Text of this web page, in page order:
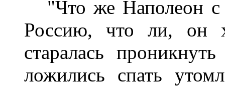
"Что же Наполеон с
Россию, что ли, он
старалась
ложились спать